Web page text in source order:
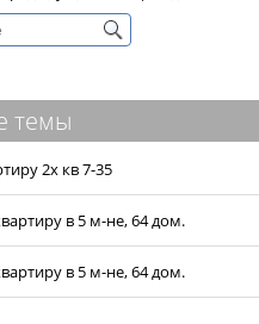
темы
2х кв 7-35
в 5 м-не, 64 дом.
в 5 м-не, 64 дом.